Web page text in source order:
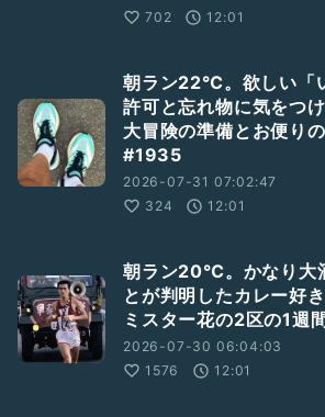
702
12:01
朝ラン22℃。欲しい「
許可と忘れ物に気をつ
大冒険の準備とお便りの
#1935
2026-07-31 07:02:47
324
12:01
朝ラン20℃。かなり大
とが判明したカレー好
ミスター花の2区の1週
2026-07-30 06:04:03
1576
12:01